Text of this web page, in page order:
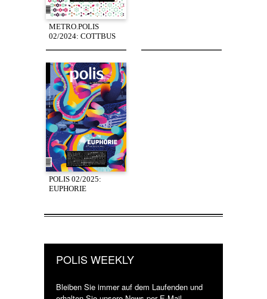
METRO.POLIS
02/2024: COTTBUS
POLIS 02/2025:
EUPHORIE
POLIS WEEKLY
Bleiben Sie immer auf dem Laufenden und